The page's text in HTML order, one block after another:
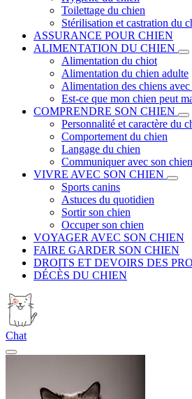
Toilettage du chien
Stérilisation et castration du
ASSURANCE POUR CHIEN
ALIMENTATION DU CHIEN
Alimentation du chiot
Alimentation du chien adulte
Alimentation des chiens
Est-ce que mon chien peut
COMPRENDRE SON CHIEN
Personnalité et caractère du
Comportement du chien
Langage du chien
Communiquer avec son chien
VIVRE AVEC SON CHIEN
Sports canins
Astuces du quotidien
Sortir son chien
Occuper son chien
VOYAGER AVEC SON CHIEN
FAIRE GARDER SON CHIEN
DROITS ET DEVOIRS DES
DÉCÈS DU CHIEN
Chat